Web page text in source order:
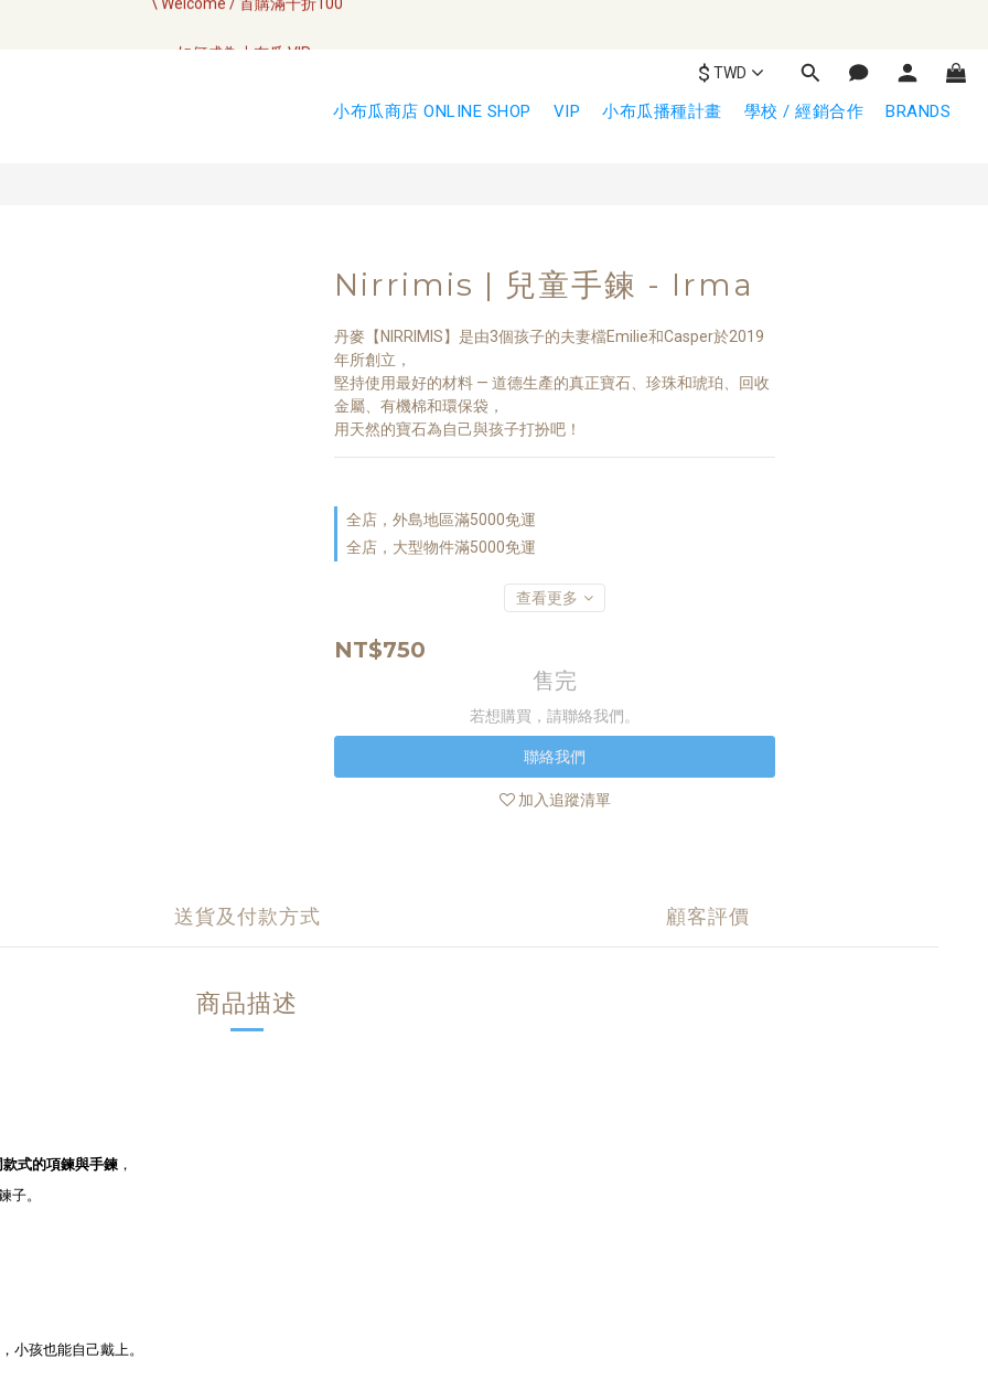
$ TWD
小布瓜商店 ONLINE SHOP VIP 小布瓜播種計畫 學校 / 經銷合作 BRANDS
Nirrimis | 兒童手鍊 - Irma
丹麥【NIRRIMIS】是由3個孩子的夫妻檔Emilie和Casper於2019
年所創立，
堅持使用最好的材料 — 道德生產的真正寶石、珍珠和琥珀、回收
金屬、有機棉和環保袋，
用天然的寶石為自己與孩子打扮吧！
全店，外島地區滿5000免運
全店，大型物件滿5000免運
查看更多
NT$750
售完
若想購買，請聯絡我們。
聯絡我們
加入追蹤清單
送貨及付款方式 顧客評價
商品描述
式的項鍊與手鍊 ，
。
小孩也能自己戴上。